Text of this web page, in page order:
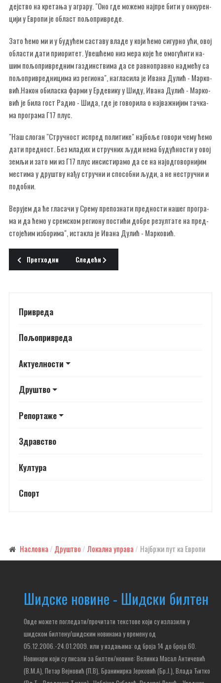
деј­ство на кре­та­ња у агра­ру. "Оно где мо­же­мо нај­пре би­ти у он­ку­рен­
ци­ји у Евро­пи је област по­љо­при­вре­де.
За­то ће­мо ми и у бу­ду­ћем са­ста­ву вла­де у ко­ји ће­мо си­гур­но ући, овој
обла­сти да­ти при­о­ри­тет. Уве­шће­мо низ ме­ра ко­је ће омо­гу­ћи­ти на­
шим по­љо­при­вред­ним га­здин­стви­ма да се рав­но­прав­но над­ме­ћу са
по­љо­при­вред­ни­ци­ма из ре­ги­о­на", на­гла­си­ла је Ива­на Ду­лић - Мар­ко­
вић.На­кон оби­ла­ска фар­ми у Ер­де­ви­ку у Ши­ду, Ива­на Ду­лић - Мар­ко­
вић је би­ла гост Ра­дио - Ши­да, где је го­во­ри­ла о нај­ва­жни­јим тач­ка­
ма про­гра­ма Г17 плус.
"Наш сло­ган "Струч­ност ис­пред по­ли­ти­ке" нај­бо­ље го­во­ри че­му ће­мо
да­ти пред­ност. Без мла­дих и струч­них љу­ди не­ма бу­дућ­но­сти у овој
зе­мљи и за­то ми из Г17 плус ин­си­сти­ра­мо да се на нај­од­го­вор­ни­јим
ме­сти­ма у дру­штву на­ђу струч­ни и спо­соб­ни љу­ди, а не не­струч­ни и
по­доб­ни.
Ве­ру­јем да ће гла­са­чи у Сре­му пре­по­зна­ти пред­но­сти на­шег про­гра­
ма и да ће­мо у срем­ском ре­ги­о­ну по­сти­ћи до­бре ре­зул­та­те на пред­
сто­је­ћим из­бо­ри­ма", ис­та­кла је Ива­на Ду­лић - Мар­ко­вић.
Претходни чланак: Осма сед­ми­ца Скуп­шти­не оп­шти­не Шид
Претходни Следећи чланак: ИЗЈАВА ПРЕДСЕДНИЦЕ
Следећи
Привреда
Пољопривреда
Актуелности
Друштво
Репортаже
Здравство
Култура
Спорт
Насловна Друштво Локална управа Нај­бр­жи пут ка Евро­пи
Шидске новине - Шидски билтен
Овде можете погледати/прочитати текстове који су излазили у
шидском билтену/шидским новинама у времену од
05.12.2006.-24.01.2009. или у издањима: од броја 14 до броја 60.
Новинари који су писали за билтен/новине: Велинка Масал Античевић
(В.М.А), Петар Вејновић (П.В), Бранимирка Јерковић (Бр.Ј.), Влада Ђитко